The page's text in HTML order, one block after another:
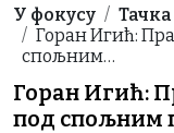
У фокусу
Горан Игић:
спољним…
Горан Игић:
под спољним